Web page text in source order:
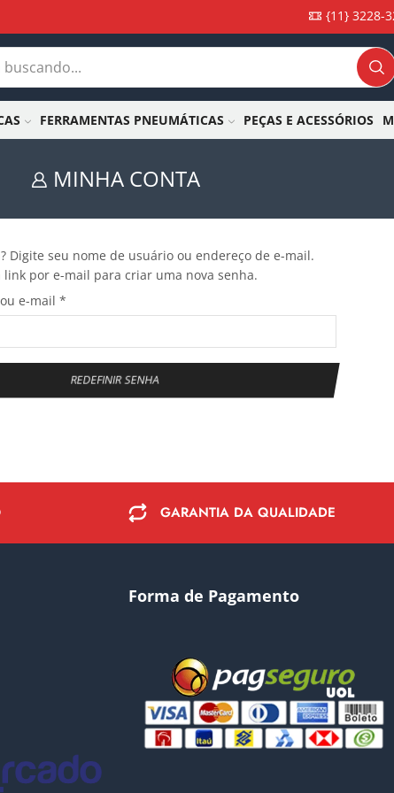
{11} 3228-
FERRAMENTAS PNEUMÁTICAS PEÇAS E ACESSÓRIOS
MINHA CONTA
Digite seu nome de usuário ou endereço de e-mail.
link por e-mail para criar uma nova senha.
e-mail *
REDEFINIR SENHA
GARANTIA DA QUALIDADE
Forma de Pagamento